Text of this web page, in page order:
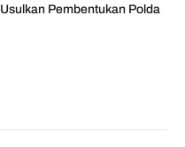
Usulkan Pembentukan Polda